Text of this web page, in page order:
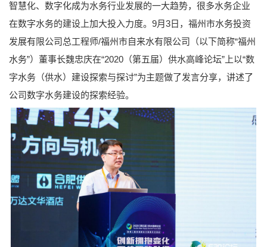
智慧化、数字化成为水务行业发展的一大趋势，很多水务企业
在数字水务的建设上加大投入力度。9月3日，福州市水务投资
发展有限公司总工程师/福州市自来水有限公司（以下简称“福州
水务”）董事长魏忠庆在“2020（第五届）供水高峰论坛”上以“数
字水务（供水）建设探索与探讨”为主题做了发言分享，讲述了
公司数字水务建设的探索经验。